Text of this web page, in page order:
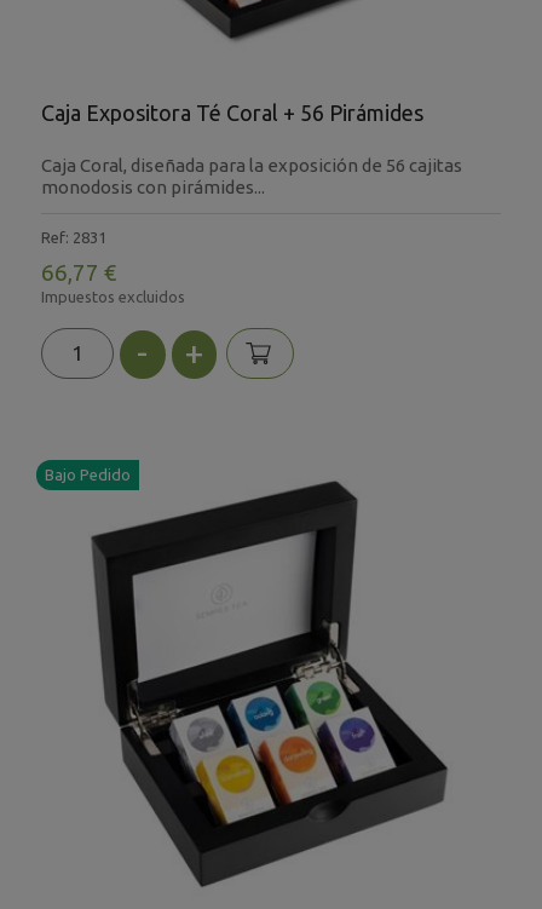
Caja Expositora Té Coral + 56 Pirámides
Caja Coral, diseñada para la exposición de 56 cajitas
monodosis con pirámides...
Ref: 2831
66,77 €
Impuestos excluidos
- +
Bajo Pedido